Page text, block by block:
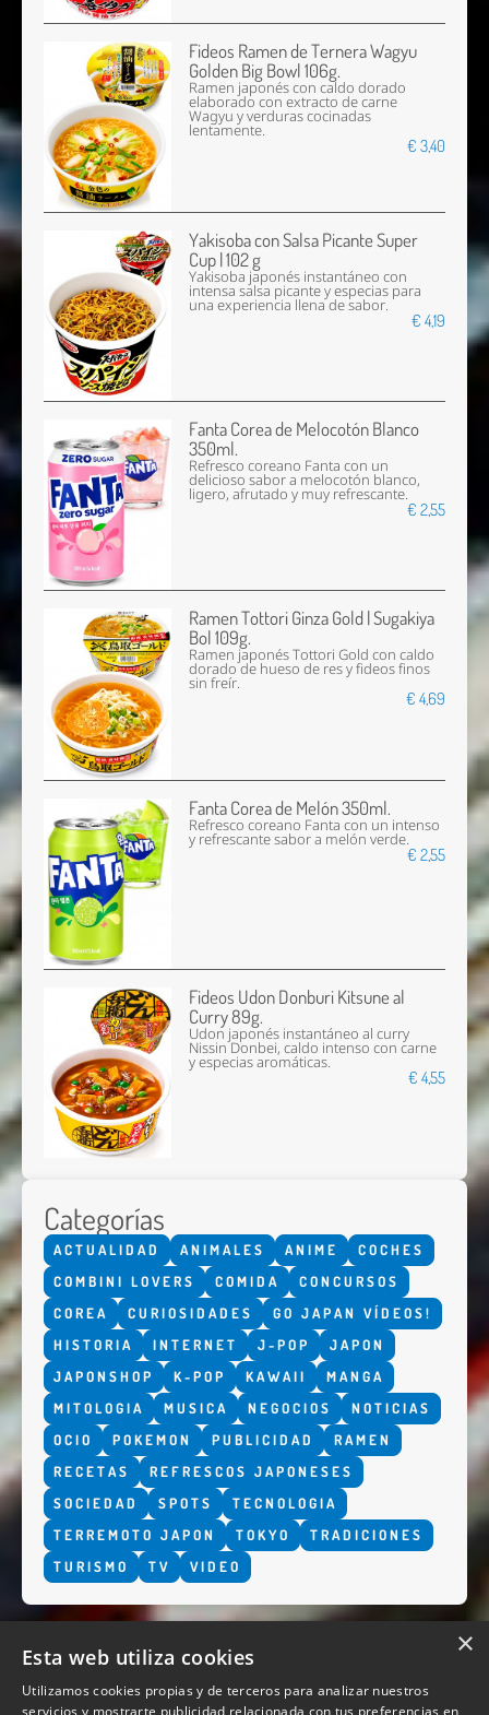
Fideos Ramen de Ternera Wagyu
Golden Big Bowl 106g.
Ramen japonés con caldo dorado
elaborado con extracto de carne
Wagyu y verduras cocinadas
lentamente.
€ 3,40
Yakisoba con Salsa Picante Super
Cup | 102 g
Yakisoba japonés instantáneo con
intensa salsa picante y especias para
una experiencia llena de sabor.
€ 4,19
Fanta Corea de Melocotón Blanco
350ml.
Refresco coreano Fanta con un
delicioso sabor a melocotón blanco,
ligero, afrutado y muy refrescante.
€ 2,55
Ramen Tottori Ginza Gold | Sugakiya
Bol 109g.
Ramen japonés Tottori Gold con caldo
dorado de hueso de res y fideos finos
sin freír.
€ 4,69
Fanta Corea de Melón 350ml.
Refresco coreano Fanta con un intenso
y refrescante sabor a melón verde.
€ 2,55
Fideos Udon Donburi Kitsune al
Curry 89g.
Udon japonés instantáneo al curry
Nissin Donbei, caldo intenso con carne
y especias aromáticas.
€ 4,55
Categorías
ACTUALIDAD ANIMALES ANIME
COCHES
COMBINI LOVERS
COMIDA
CONCURSOS
COREA
CURIOSIDADES
GO JAPAN VÍDEOS!
HISTORIA
INTERNET J-POP
JAPON
JAPONSHOP
K-POP KAWAII
MANGA
MITOLOGIA
MUSICA NEGOCIOS
NOTICIAS
OCIO
POKEMON PUBLICIDAD
RAMEN
RECETAS
REFRESCOS JAPONESES
SOCIEDAD
SPOTS
TECNOLOGIA
TERREMOTO JAPON
TOKYO
TRADICIONES
TURISMO
TV VIDEO
×
Esta web utiliza cookies
Utilizamos cookies propias y de terceros para analizar nuestros
servicios y mostrarte publicidad relacionada con tus preferencias en